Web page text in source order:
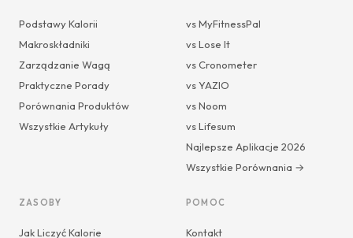
Podstawy Kalorii
Makroskładniki
Zarządzanie Wagą
Praktyczne Porady
Porównania Produktów
Wszystkie Artykuły
vs MyFitnessPal
vs Lose It
vs Cronometer
vs YAZIO
vs Noom
vs Lifesum
Najlepsze Aplikacje 2026
Wszystkie Porównania →
ZASOBY
Jak Liczyć Kalorie
POMOC
Kontakt